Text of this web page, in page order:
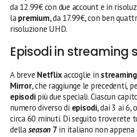
da 12.99€ con due account e in
lapremium, da 17.99€, con ben
risoluzione UHD.
Episodi in streaming
A breve Netflixaccoglie in streaming
Mirror, che raggiunge le precedenti,
episodipiù due speciali. Ciascun
numero diverso di episodi, dai 3 ai 6,
circa 60 minuti. Di seguito
dellaseason 7 in italiano non